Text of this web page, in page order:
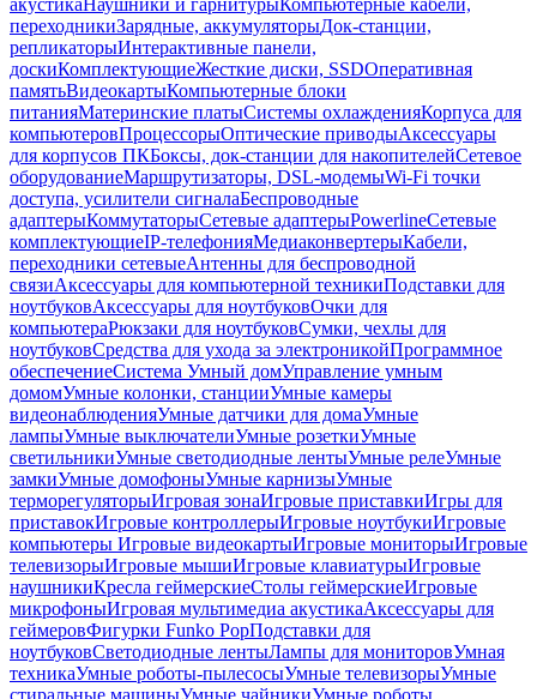
акустикаНаушники и гарнитурыКомпьютерные кабели,
переходникиЗарядные, аккумуляторыДок-станции,
репликаторыИнтерактивные панели,
доскиКомплектующиеЖесткие диски, SSDОперативная
памятьВидеокартыКомпьютерные блоки
питанияМатеринские платыСистемы охлажденияКорпуса для
компьютеровПроцессорыОптические приводыАксессуары
для корпусов ПКБоксы, док-станции для накопителейСетевое
оборудованиеМаршрутизаторы, DSL-модемыWi-Fi точки
доступа, усилители сигналаБеспроводные
адаптерыКоммутаторыСетевые адаптерыPowerlineСетевые
комплектующиеIP-телефонияМедиаконвертерыКабели,
переходники сетевыеАнтенны для беспроводной
связиАксессуары для компьютерной техникиПодставки для
ноутбуковАксессуары для ноутбуковОчки для
компьютераРюкзаки для ноутбуковСумки, чехлы для
ноутбуковСредства для ухода за электроникойПрограммное
обеспечениеСистема Умный домУправление умным
домомУмные колонки, станцииУмные камеры
видеонаблюденияУмные датчики для домаУмные
лампыУмные выключателиУмные розеткиУмные
светильникиУмные светодиодные лентыУмные релеУмные
замкиУмные домофоныУмные карнизыУмные
терморегуляторыИгровая зонаИгровые приставкиИгры для
приставокИгровые контроллерыИгровые ноутбукиИгровые
компьютеры Игровые видеокартыИгровые мониторыИгровые
телевизорыИгровые мышиИгровые клавиатурыИгровые
наушникиКресла геймерскиеСтолы геймерскиеИгровые
микрофоныИгровая мультимедиа акустикаАксессуары для
геймеровФигурки Funko PopПодставки для
ноутбуковСветодиодные лентыЛампы для мониторовУмная
техникаУмные роботы-пылесосыУмные телевизорыУмные
стиральные машиныУмные чайникиУмные роботы